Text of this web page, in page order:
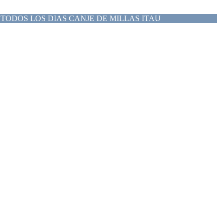
TODOS LOS DIAS CANJE DE MILLAS ITAU